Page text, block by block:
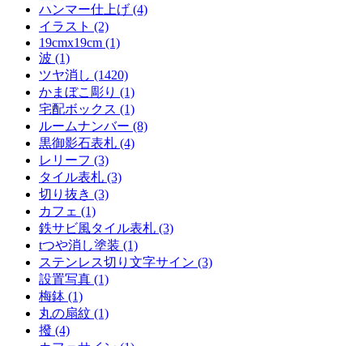
ハンマー仕上げ (4)
イラスト (2)
19cmx19cm (1)
波 (1)
ツヤ消し (1420)
かまぼこ彫り (1)
宅配ボックス (1)
ルームナンバー (8)
黒御影石表札 (4)
レリーフ (3)
タイル表札 (3)
切り抜き (3)
カフェ (1)
鉄サビ風タイル表札 (3)
tつや消し塗装 (1)
ステンレス切り文字サイン (3)
設置写真 (1)
梅鉢 (1)
丸の扇紋 (1)
撥 (4)